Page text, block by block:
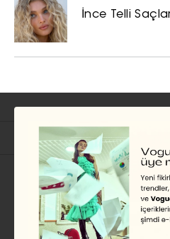
İnce Telli
İlgili Başlıklar
GÜNDEM
Dua